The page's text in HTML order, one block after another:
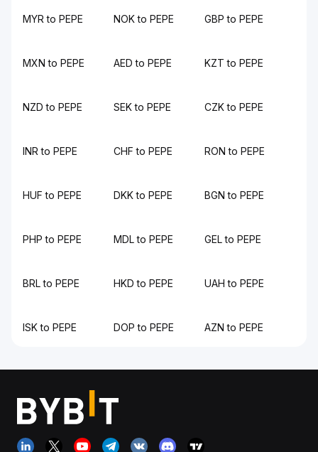
MYR to PEPE NOK to PEPE GBP to PEPE
MXN to PEPE AED to PEPE KZT to PEPE
NZD to PEPE SEK to PEPE CZK to PEPE
INR to PEPE CHF to PEPE RON to PEPE
HUF to PEPE DKK to PEPE BGN to PEPE
PHP to PEPE MDL to PEPE GEL to PEPE
BRL to PEPE HKD to PEPE UAH to PEPE
ISK to PEPE DOP to PEPE AZN to PEPE